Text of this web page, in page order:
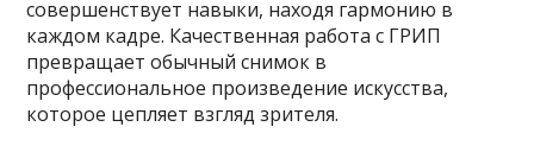
совершенствует навыки, находя гармонию в
каждом кадре. Качественная работа с ГРИП
превращает обычный снимок в
профессиональное произведение искусства,
которое цепляет взгляд зрителя.